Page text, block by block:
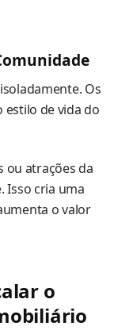
Os
de vida do
ou atrações da
Isso cria uma
o valor
o